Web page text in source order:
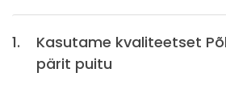
1.
Kasutame kvaliteetset
pärit puitu